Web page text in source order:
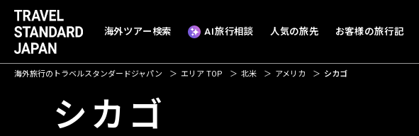
海外ツアー検索 AI旅行相談 人気の旅先 お客様の旅行記
海外旅行のトラベルスタンダードジャパン エリア TOP 北米 アメリカ シカゴ
シカゴ